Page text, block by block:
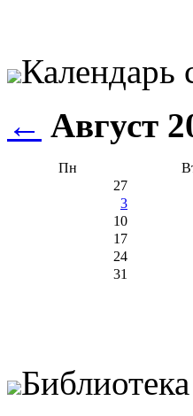
Календарь
← Август
Пн
27
3
10
17
24
31